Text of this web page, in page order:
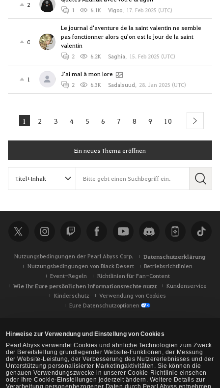
Hinweise zur Verwendung und Einstellung von Cookies
Pearl Abyss verwendet Cookies und ähnliche Technologien zum Zweck
der Bereitstellung grundlegender Website-Funktionen, der Messung
der Website-Leistung, der Verbesserung des Nutzererlebnisses und der
Unterstützung personalisierter Marketingaktivitäten. Sie können die
genauen Verwendungszwecke in unserer Cookie-Richtlinie einsehen
oder Ihre Cookie-Einstellungen jederzeit ändern. Weitere Details zur
2
1 6.1K Vigoo, 17. Feb 2025 (UTC)
0
Le journal d'aventure de la saint valentin ne semble
pas fonctionner alors qu'on est le jour de la saint
valentin
2 6.2K Saghia, 15. Feb 2025 (UTC)
1
J'ai mal à mon lore
2 6.3K Sadalsuud, 28. Jan 2025 (UTC)
1 2 3 4 5 6 7 8 9 10 next
Ein neues Thema eröffnen
S
e
Nutzungsbedingungen der Pearl Abyss Corp. Datenschutzerklärung
Nutzungsbedingungen von Black Desert
Betriebsrichtlinien
Event-Regeln
Richtlinien für Fan-Content
Wie Ihr Eure persönlichen Informationsrechte nutzt
Kundenservice
Kinderschutz
Verwendung von Cookies
Eure Datenschutzoptionen